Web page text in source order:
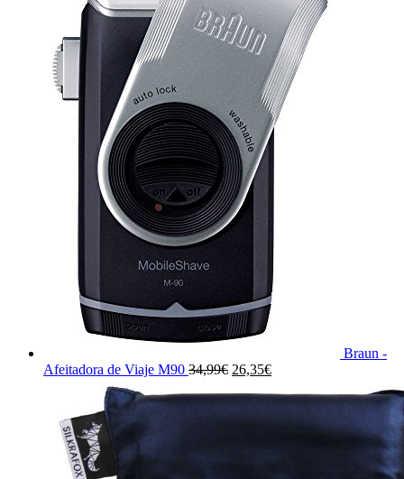
Braun -
Afeitadora de Viaje M90 34,99€ El
original
era:
26,35€El
actual